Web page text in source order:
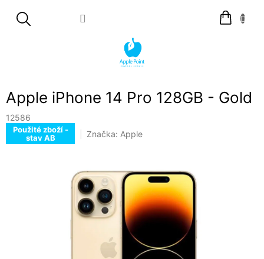
Nákupní
košík
Apple iPhone 14 Pro 128GB - Gold
12586
Použité zboží -
stav AB
Značka: Apple